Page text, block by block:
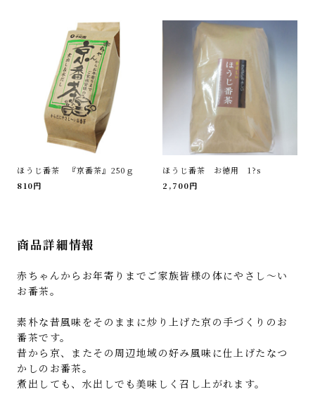
ほうじ番茶 『京番茶』250ｇ
810円
ほうじ番茶 お徳用 1?s
2,700円
商品詳細情報
赤ちゃんからお年寄りまでご家族皆様の体にやさし～い
お番茶。
素朴な昔風味をそのままに炒り上げた京の手づくりのお
番茶です。
昔から京、またその周辺地域の好み風味に仕上げたなつ
かしのお番茶。
煮出しても、水出しでも美味しく召し上がれます。